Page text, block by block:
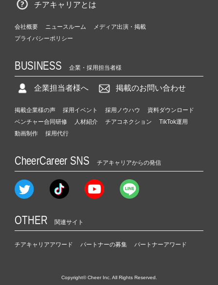
チアキャリアとは
会社概要 ニュースルーム
メディア出演・掲載
プライバシーポリシー
BUSINESS 企業・採用担当者様
企業担当者様へ 掲載のお問い合わせ
掲載企業様の声 採用イベント 採用ノウハウ
資料ダウンロード
ベンチャー合同研修
人材紹介 チアコネクション
TikTok運用
動画制作
採用代行
CheerCareer SNS チアキャリアからの発信
OTHER 関連サイト
チアキャリアアワード パートナーの募集 パートナーアワード
Copyright© Cheer Inc. All Rights Reserved.